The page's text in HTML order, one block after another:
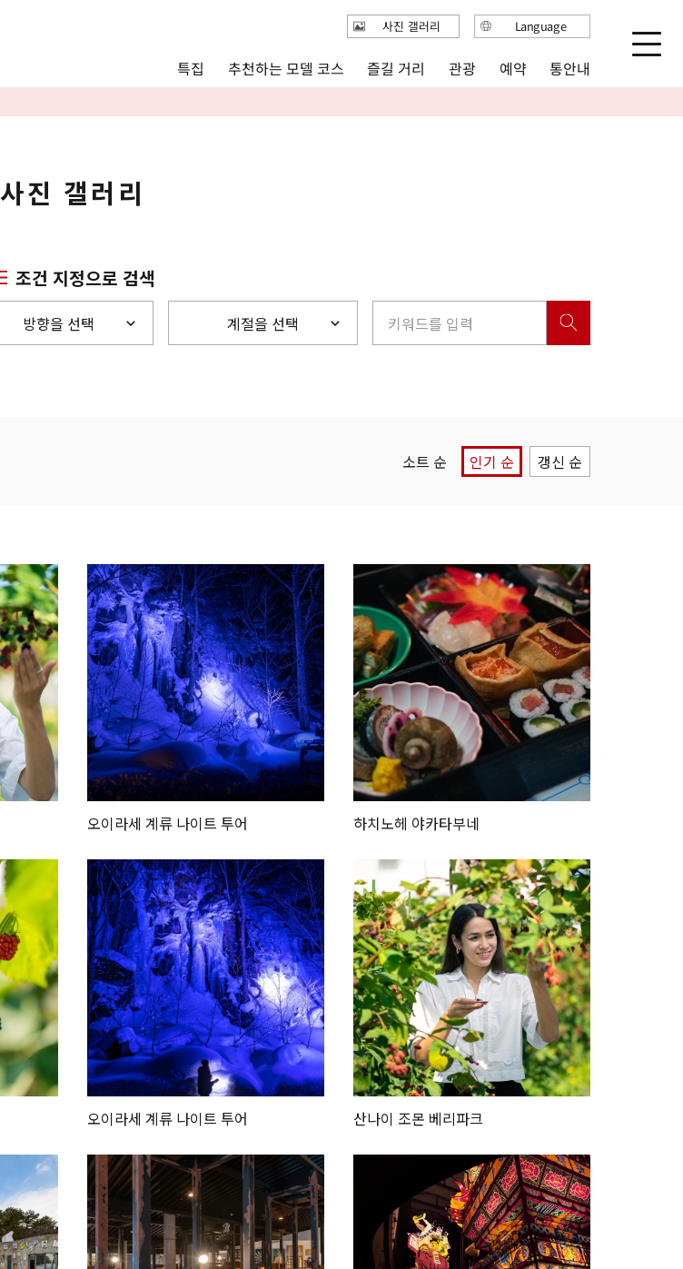
추천하는 모델 코스
관광
사진 갤러리
사진 갤러리
조건 지정으로 검색
방향을 선택 계절을 선택
소트 순 인기 순 갱신 순
오이라세 계류 나이트 투어 하치노헤 야카타부네
오이라세 계류 나이트 투어 산나이 조몬 베리파크
특집 추천하는 모델 코스 즐길 거리 관광 예약 통안내
사진 갤러리 Language
English
简体中文